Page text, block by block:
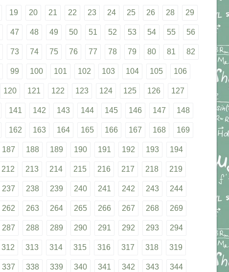
19 20 21 22 23 24 25 26 28 29
47 48 49 50 51 52 53 54 55 56
73 74 75 76 77 78 79 80 81 82
99 100 101 102 103 104 105 106
120 121 122 123 124 125 126 127
141 142 143 144 145 146 147 148
162 163 164 165 166 167 168 169
187 188 189 190 191 192 193 194
212 213 214 215 216 217 218 219
237 238 239 240 241 242 243 244
262 263 264 265 266 267 268 269
287 288 289 290 291 292 293 294
312 313 314 315 316 317 318 319
337 338 339 340 341 342 343 344